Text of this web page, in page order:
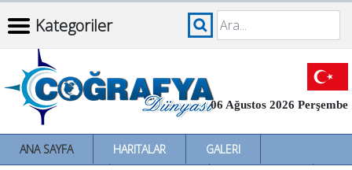
Kategoriler
06 Ağustos 2026 Perşembe
ANA SAYFA HARITALAR
GALERI